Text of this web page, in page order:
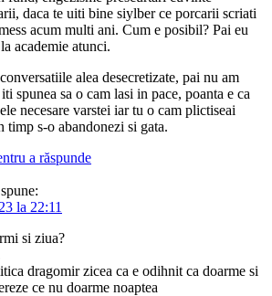
daca te uiti bine siylber ce porcarii scriati
acum multi ani. Cum e posibil? Pai eu
academie atunci.
alea desecretizate, pai nu am
spunea sa o cam lasi in pace, poanta e ca
necesare varstei iar tu o cam plictiseai
timp s-o abandonezi si gata.
a răspunde
spune:
la 22:11
si ziua?
dragomir zicea ca e odihnit ca doarme si
ce nu doarme noaptea